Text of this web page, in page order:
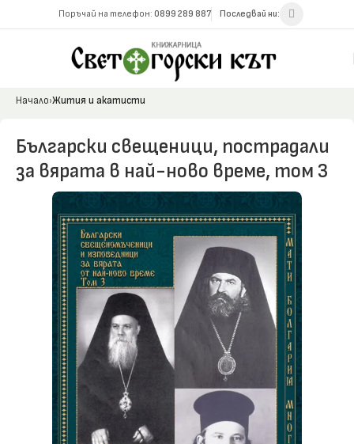
Поръчай на телефон: 0899 289 887 Последвай ни:
Начало Жития и акатисти
Български свещеници, пострадали
за вярата в най-ново време, том 3